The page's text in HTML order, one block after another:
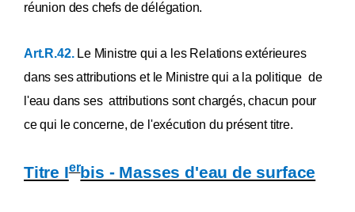
réunion des chefs de délégation.
Art.R.42. Le Ministre qui a les Relations extérieures
dans ses attributions et le Ministre qui a la politique de
l'eau dans ses attributions sont chargés, chacun pour
ce qui le concerne, de l'exécution du présent titre.
Titre Ierbis - Masses d'eau de surface